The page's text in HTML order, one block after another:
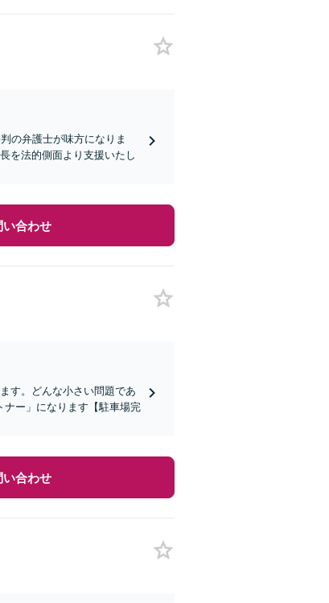
の弁護士が味方になりま
を法的側面より支援いたし
い合わせ
す。どんな小さい問題であ
ナー」になります【駐車場完
い合わせ